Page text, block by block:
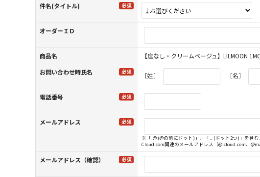
件名(タイトル)
オーダーＩＤ
商品名
【度なし・クリームベージュ】LILMOON
お問い合わせ時氏名
［姓］ ［名］
電話番号
メールアドレス
※「.@ (@の前にドット)」、「.. (ドット2つ)」を含
Cloud.com関連のメールアドレス（@icloud.com、
メールアドレス（確認）